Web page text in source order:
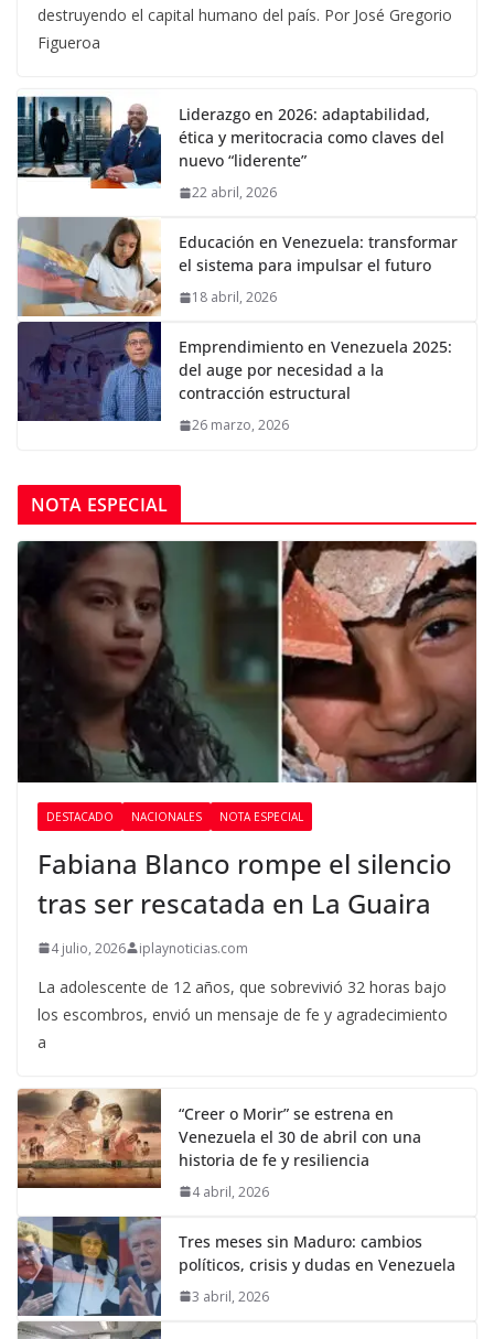
destruyendo el capital humano del país. Por José Gregorio
Figueroa
Liderazgo en 2026: adaptabilidad,
ética y meritocracia como claves del
nuevo “liderente”
22 abril, 2026
Educación en Venezuela: transformar
el sistema para impulsar el futuro
18 abril, 2026
Emprendimiento en Venezuela 2025:
del auge por necesidad a la
contracción estructural
26 marzo, 2026
NOTA ESPECIAL
DESTACADO NACIONALES NOTA ESPECIAL
Fabiana Blanco rompe el silencio
tras ser rescatada en La Guaira
4 julio, 2026 iplaynoticias.com
La adolescente de 12 años, que sobrevivió 32 horas bajo
los escombros, envió un mensaje de fe y agradecimiento
a
“Creer o Morir” se estrena en
Venezuela el 30 de abril con una
historia de fe y resiliencia
4 abril, 2026
Tres meses sin Maduro: cambios
políticos, crisis y dudas en Venezuela
3 abril, 2026